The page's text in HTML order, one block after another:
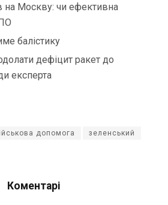
на Москву: чи ефективна
балістику
дефіцит ракет до
експерта
допомога зеленський
Коментарі